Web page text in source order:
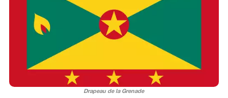
Drapeau de la Grenade